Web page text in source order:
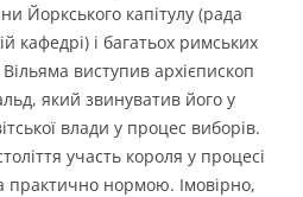
Йоркського капітулу (рада
кафедрі) і багатьох римських
виступив архієпископ
який звинуватив його у
влади у процес виборів.
участь короля у процесі
практично нормою. Імовірно,